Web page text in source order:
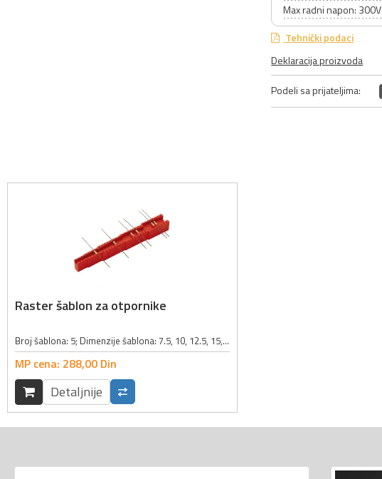
Max radni napon: 300V
Tehnički podaci
Deklaracija proizvoda
Podeli sa prijateljima:
Raster šablon za otpornike
Broj šablona: 5; Dimenzije šablona: 7.5, 10, 12.5, 15, 17.5mm; Boja: crvena;
MP cena: 288,00 Din
Detaljnije